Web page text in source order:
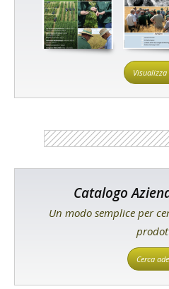
Catalogo
Un modo semplice per
Cerca